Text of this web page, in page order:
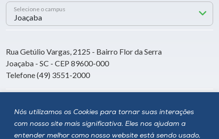
Nós utilizamos os Cookies para tornar suas interações
com nosso site mais significativa. Eles nos ajudam a
entender melhor como nosso website está sendo usado,
Selecione o campus
Rua Getúlio Vargas, 2125 - Bairro Flor da Serra
Joaçaba - SC - CEP 89600-000
Telefone (49) 3551-2000
Siga a Unoesc